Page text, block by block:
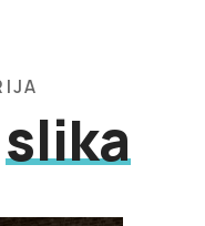
slika